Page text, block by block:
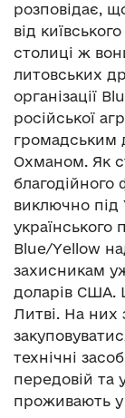
розповідає,
від
столиці ж
литовських
організації
російської
громадським
Охманом. Як
благодійного
виключно під
Blue/Yellow
захисникам
доларів США.
Литві. На них
технічні
передовій та
проживають у